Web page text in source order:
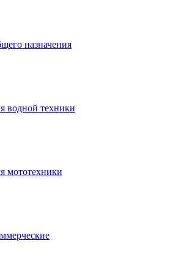
назначения
водной техники
мототехники